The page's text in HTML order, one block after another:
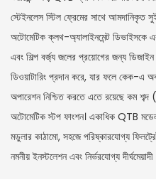
স্টেইনলেস স্টিল ফ্রেমের সাথে আমদানিকৃত
অটোমেটিক ক্লথ-অ্যালাইনমেন্ট ডিভাইসকে
এবং শিল্প বর্জ্য জলের প্রয়োগের জন্য
ডিওয়াটারিং প্রদান করে, যার ফলে কেক-এ
অপারেশন নিশ্চিত করতে এতে রয়েছে কম
অটোমেটিক স্টপ ফাংশন। একাধিক QTB
মডুলার কাঠামো, সহজে পরিষ্কারযোগ্য
নমনীয় ইনস্টলেশন এবং নির্ভরযোগ্য দীর্ঘমেয়াদী